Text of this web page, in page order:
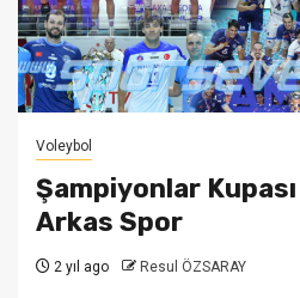
Voleybol
Şampiyonlar
Arkas Spor
2 yıl ago Resul ÖZSARAY